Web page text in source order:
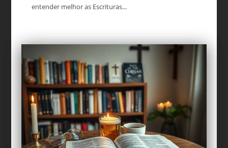
entender melhor as Escrituras...